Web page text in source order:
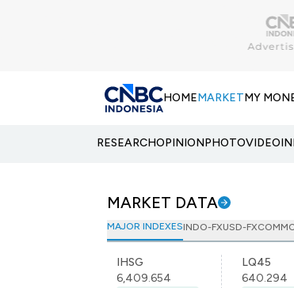
HOMEMARKETMY
RESEARCHOPINIONPHOTOVIDEO
MARKET DATA
MAJOR INDEXESINDO-FXUSD-FX
IHSG
6,409.654
LQ45
640.294